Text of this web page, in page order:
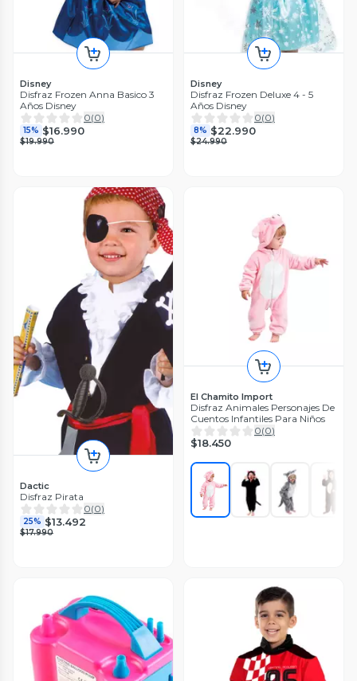
Disney
Disfraz Frozen Anna Basico 3
Años Disney
0(0)
15% $16.990
$19.990
Disney
Disfraz Frozen Deluxe 4 - 5
Años Disney
0(0)
8% $22.990
$24.990
Dactic
Disfraz Pirata
0(0)
25% $13.492
$17.990
El Chamito Import
Disfraz Animales Personajes De
Cuentos Infantiles Para Niños
0(0)
$18.450